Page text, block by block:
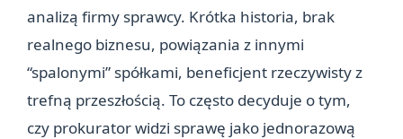
analizą firmy sprawcy. Krótka historia, brak
realnego biznesu, powiązania z innymi
“spalonymi” spółkami, beneficjent rzeczywisty z
trefną przeszłością. To często decyduje o tym,
czy prokurator widzi sprawę jako jednorazową